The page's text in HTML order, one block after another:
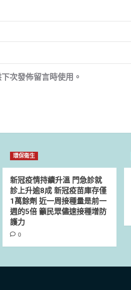
次發佈留言時使用。
環保衛生
新冠疫情持續升溫 門急診就
診上升逾8成 新冠疫苗庫存僅
1萬餘劑 近一周接種量是前一
週的5倍 籲民眾儘速接種增防
護力
0